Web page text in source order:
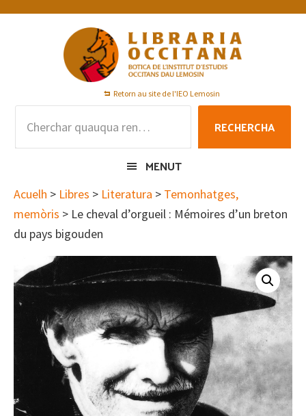
Skip
Skip
Skip
Retorn au site de l'IEO Lemosin
RECHERCHA
MENUT
Acuelh > Libres > Literatura > Temonhatges,
memòris > Le cheval d’orgueil : Mémoires d’un breton
du pays bigouden